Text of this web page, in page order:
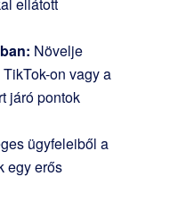
Növelje
on vagy a
járó pontok
ügyfeleiből a
egy erős